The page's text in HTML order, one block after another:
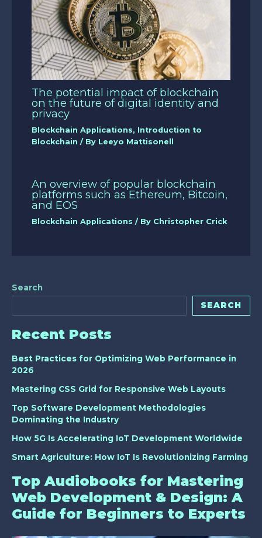
The potential impact of blockchain
on the future of digital identity and
privacy
Blockchain Applications, Introduction to
Blockchain / By Leeyo Mattisonell
An overview of popular blockchain
platforms such as Ethereum, Bitcoin,
and EOS
Blockchain Applications / By Christopher Crick
Search
SEARCH
Recent Posts
Best Practices for Optimizing Web Performance in
2026
Mastering CSS Grid for Responsive Web Layouts
Top Software Development Methodologies
Dominating the Industry
How 5G Is Accelerating IoT Development Worldwide
Smart Agriculture: How IoT Is Revolutionizing Farming
Top Audiobooks for Mastering
Web Development & Design: A
Guide for Beginners to Experts